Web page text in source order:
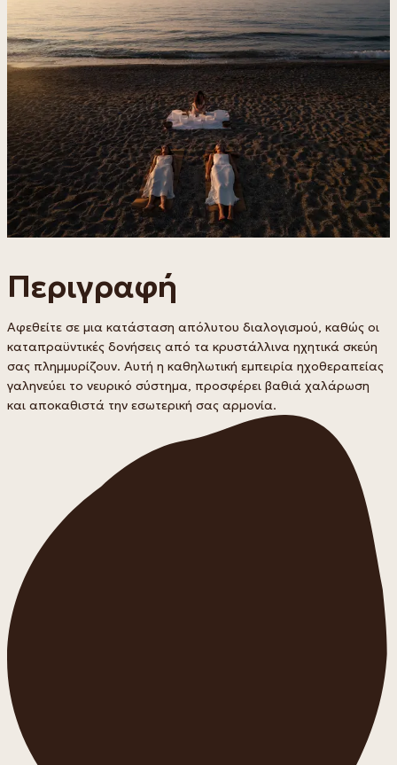
Περιγραφή
Αφεθείτε σε μια κατάσταση απόλυτου διαλογισμού, καθώς οι
καταπραϋντικές δονήσεις από τα κρυστάλλινα ηχητικά σκεύη
σας πλημμυρίζουν. Αυτή η καθηλωτική εμπειρία ηχοθεραπείας
γαληνεύει το νευρικό σύστημα, προσφέρει βαθιά χαλάρωση
και αποκαθιστά την εσωτερική σας αρμονία.